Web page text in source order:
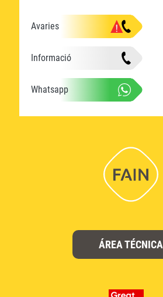
Avaries
Informació
Whatsapp
ÁREA TÉCNICA